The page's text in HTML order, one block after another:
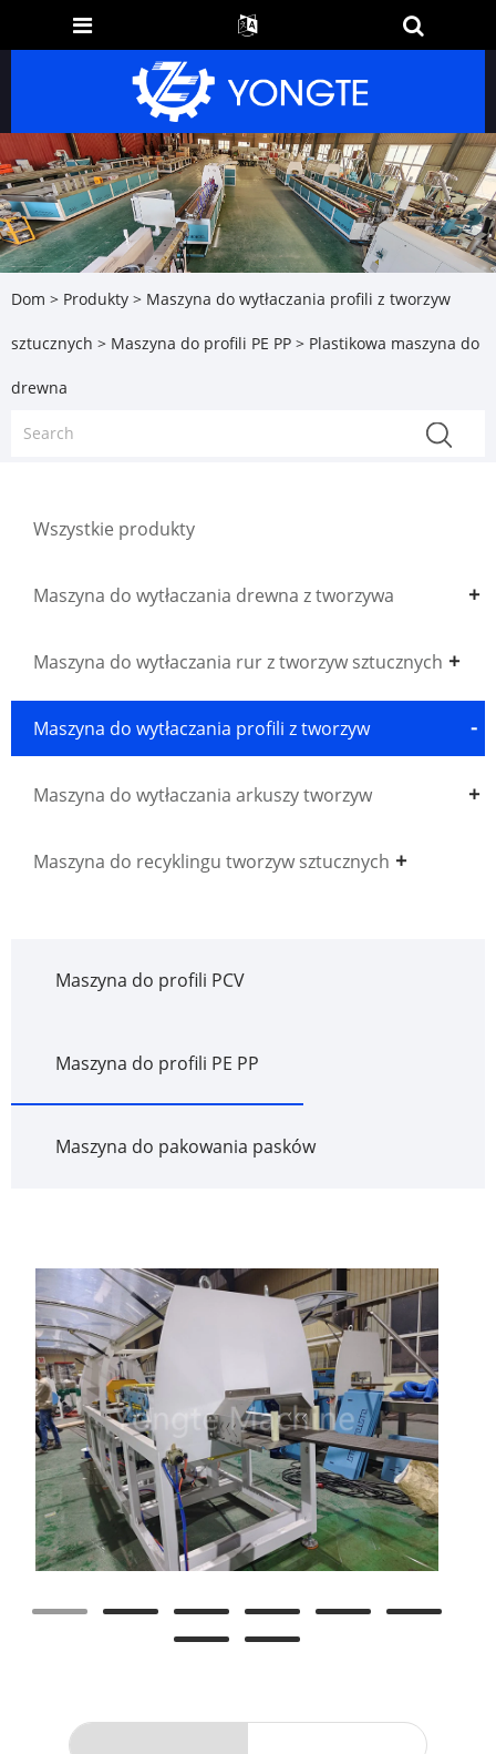
Dom > Produkty > Maszyna do wytłaczania profili z tworzyw
sztucznych > Maszyna do profili PE PP > Plastikowa maszyna do
drewna
Wszystkie produkty
Maszyna do wytłaczania drewna z tworzywa
sztucznego WPC
Maszyna do wytłaczania rur z tworzyw sztucznych
Maszyna do wytłaczania profili z tworzyw
sztucznych
Maszyna do wytłaczania arkuszy tworzyw
sztucznych
Maszyna do recyklingu tworzyw sztucznych
Maszyna do profili PCV
Maszyna do profili PE PP
Maszyna do pakowania pasków